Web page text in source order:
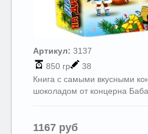
Артикул: 3137
850 гр
38
Книга с самыми вкусными
шоколадом от концерна
1167 руб